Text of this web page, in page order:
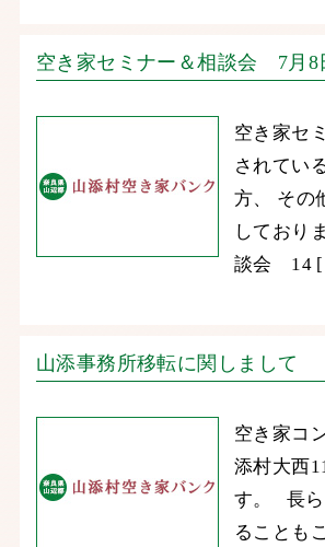
空き家セミナー＆相談会 7月8
空き家セ
されてい
方、 その
しており
談会 14
山添事務所移転に関しまして
空き家コ
添村大西
す。 長ら
ることも